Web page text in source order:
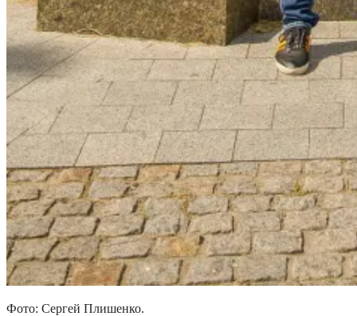
Фото: Сергей Плишенко.